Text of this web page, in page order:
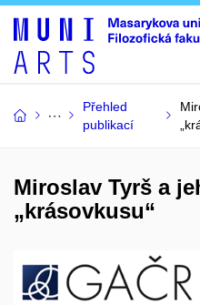
Přehled
publikací
Miroslav Tyrš a
„krásovkusu“